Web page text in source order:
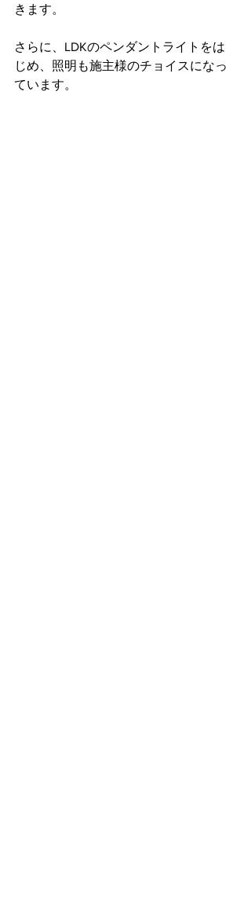
きます。
さらに、LDKのペンダントライトをは
じめ、照明も施主様のチョイスになっ
ています。